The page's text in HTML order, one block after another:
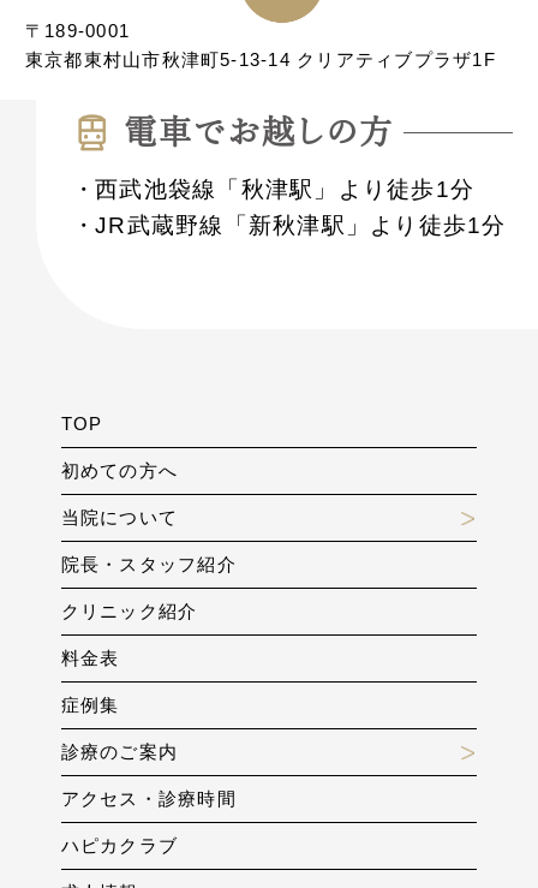
〒189-0001
東京都東村山市秋津町5-13-14 クリアティブプラザ1F
電⾞でお越しの⽅
西武池袋線「秋津駅」より徒歩1分
JR武蔵野線「新秋津駅」より徒歩1分
TOP
初めての方へ
当院について
院長・スタッフ紹介
クリニック紹介
料金表
症例集
診療のご案内
アクセス・診療時間
ハピカクラブ